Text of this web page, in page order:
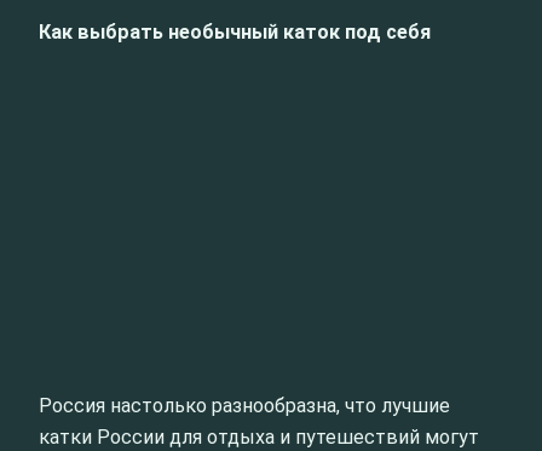
Как выбрать необычный каток под себя
Россия настолько разнообразна, что лучшие
катки России для отдыха и путешествий могут